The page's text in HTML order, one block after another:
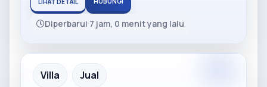
LIHAT DETAIL
Diperbarui 7 jam, 0 menit yang lalu
Partner Ad
Villa Jual